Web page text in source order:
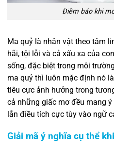
Điềm báo khi
Ma quỷ là nhân vật theo tâm
hãi, tội lỗi và cả xấu xa của
sống, đặc biệt trong môi
ma quỷ thì luôn mặc định nó
tiêu cực ảnh hưởng trong
cả những giấc mơ đều mang
lẫn điều tích cực tùy vào ngữ
Giải mã ý nghĩa cụ thể